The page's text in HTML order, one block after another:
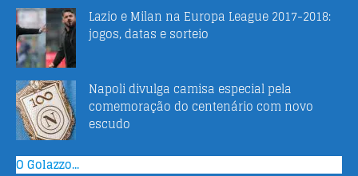
Lazio e Milan na Europa League 2017-2018:
jogos, datas e sorteio
Napoli divulga camisa especial pela
comemoração do centenário com novo
escudo
O Golazzo...